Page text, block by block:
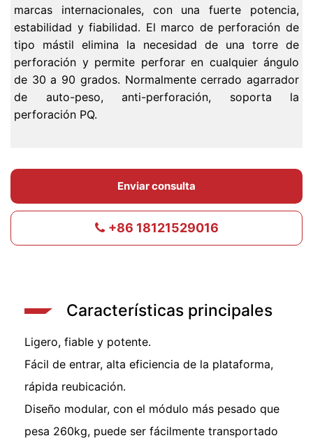
marcas internacionales, con una fuerte potencia,
estabilidad y fiabilidad. El marco de perforación de
tipo mástil elimina la necesidad de una torre de
perforación y permite perforar en cualquier ángulo
de 30 a 90 grados. Normalmente cerrado agarrador
de auto-peso, anti-perforación, soporta la
perforación PQ.
Enviar consulta
+86 18121529016
Características principales
Ligero, fiable y potente.
Fácil de entrar, alta eficiencia de la plataforma,
rápida reubicación.
Diseño modular, con el módulo más pesado que
pesa 260kg, puede ser fácilmente transportado